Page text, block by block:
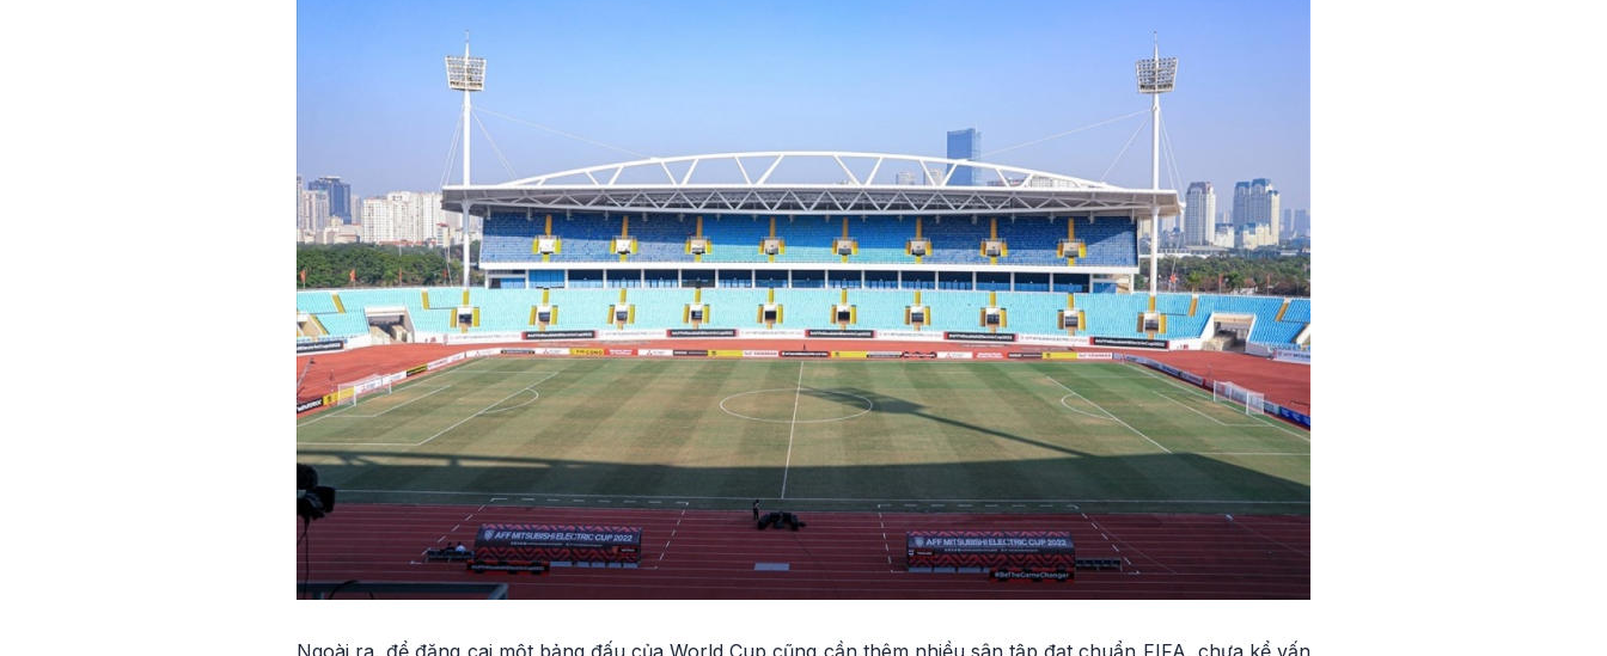
Ngoài ra, để đăng cai một bảng đấu của World Cup cũng cần thêm nhiều sân tập đạt chuẩn FIFA, chưa kể vấn